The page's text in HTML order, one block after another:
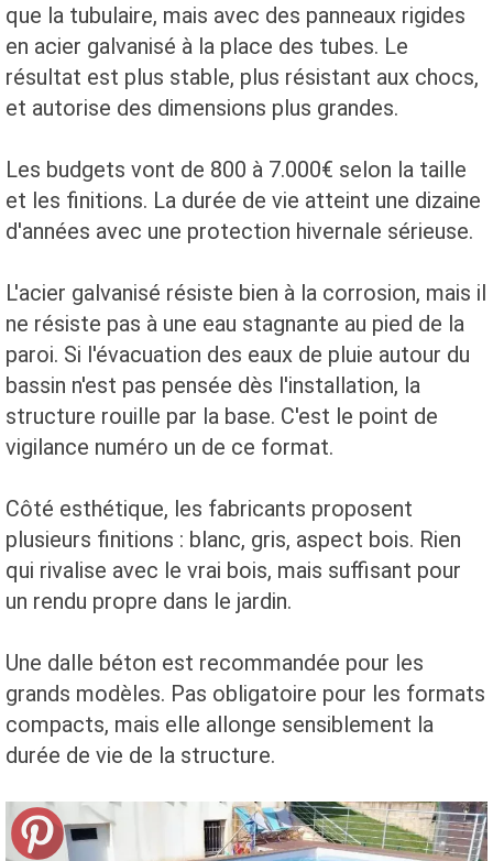
que la tubulaire, mais avec des panneaux rigides
en acier galvanisé à la place des tubes. Le
résultat est plus stable, plus résistant aux chocs,
et autorise des dimensions plus grandes.
Les budgets vont de 800 à 7.000€ selon la taille
et les finitions. La durée de vie atteint une dizaine
d'années avec une protection hivernale sérieuse.
L'acier galvanisé résiste bien à la corrosion, mais il
ne résiste pas à une eau stagnante au pied de la
paroi. Si l'évacuation des eaux de pluie autour du
bassin n'est pas pensée dès l'installation, la
structure rouille par la base. C'est le point de
vigilance numéro un de ce format.
Côté esthétique, les fabricants proposent
plusieurs finitions : blanc, gris, aspect bois. Rien
qui rivalise avec le vrai bois, mais suffisant pour
un rendu propre dans le jardin.
Une dalle béton est recommandée pour les
grands modèles. Pas obligatoire pour les formats
compacts, mais elle allonge sensiblement la
durée de vie de la structure.